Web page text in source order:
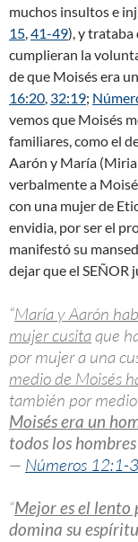
muchos insultos e
15,41-49), y trataba
cumplieran la
de que Moisés era
16:20, 32:19;
vemos que Moisés
familiares, como el
Aarón y María
verbalmente a
con una mujer de
envidia, por ser el
manifestó su
dejar que el SEÑOR
“María y Aarón
mujer cusitaque
por mujer a una
medio de Moisés
también por medio
Moisés era un
todos los
— Números 12:1-3
“Mejor es el lento
domina su espíritu